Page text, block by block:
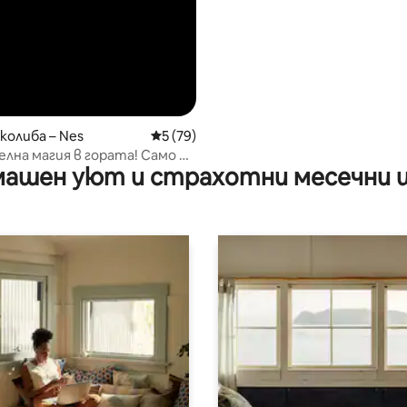
– Nes Средна оценка: 5 от 5, 79 отзива
5 (79)
магия в гората! Само на
от Осло.уют и страхотни месечни